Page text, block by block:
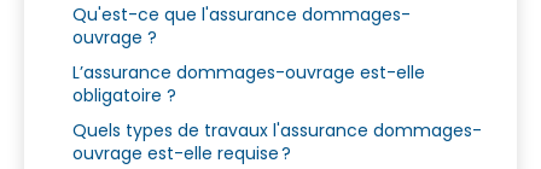
Qu'est-ce que l'assurance dommages-
ouvrage ?
L’assurance dommages-ouvrage est-elle
obligatoire ?
Quels types de travaux l'assurance dommages-
ouvrage est-elle requise ?